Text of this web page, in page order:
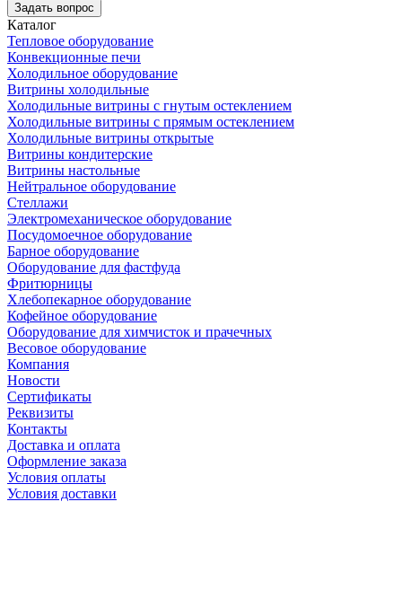
Задать вопрос
Каталог
Тепловое оборудование
Конвекционные печи
Холодильное оборудование
Витрины холодильные
Холодильные витрины с гнутым остеклением
Холодильные витрины с прямым остеклением
Холодильные витрины открытые
Витрины кондитерские
Витрины настольные
Нейтральное оборудование
Стеллажи
Электромеханическое оборудование
Посудомоечное оборудование
Барное оборудование
Оборудование для фастфуда
Фритюрницы
Хлебопекарное оборудование
Кофейное оборудование
Оборудование для химчисток и прачечных
Весовое оборудование
Компания
Новости
Сертификаты
Реквизиты
Контакты
Доставка и оплата
Оформление заказа
Условия оплаты
Условия доставки